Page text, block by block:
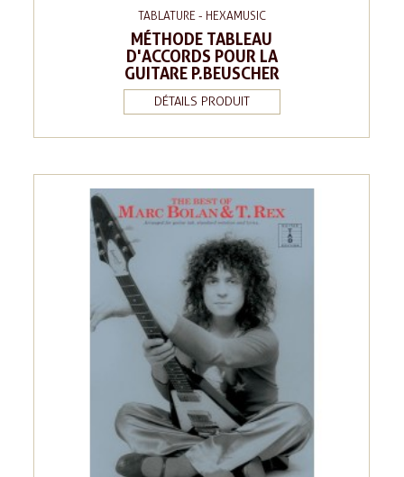
TABLATURE - HEXAMUSIC
MÉTHODE TABLEAU
D'ACCORDS POUR LA
GUITARE P.BEUSCHER
DÉTAILS PRODUIT